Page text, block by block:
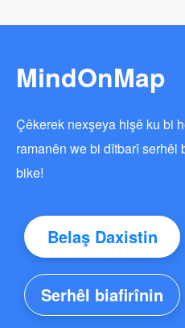
MindOnMap
Çêkerek nexşeya hişê ku bi
ramanên we bi dîtbarî
bike!
Belaş Daxistin
Serhêl biafirînin